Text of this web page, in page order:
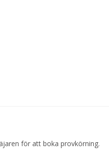
för att boka provkörning.